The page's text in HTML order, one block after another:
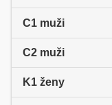
C1 muži
C2 muži
K1 ženy